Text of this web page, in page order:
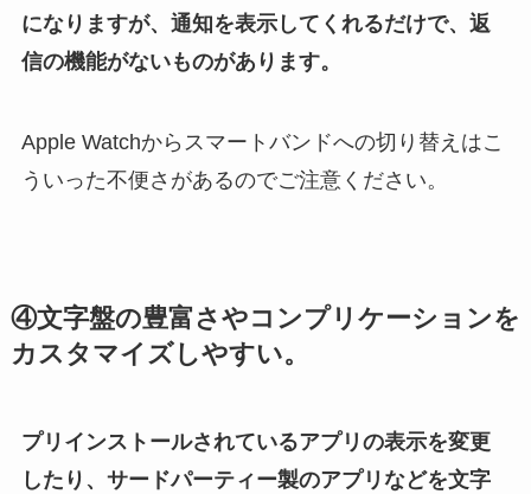
になりますが、通知を表示してくれるだけで、返
信の機能がないものがあります。
Apple Watchからスマートバンドへの切り替えはこ
ういった不便さがあるのでご注意ください。
④文字盤の豊富さやコンプリケーションを
カスタマイズしやすい。
プリインストールされているアプリの表示を変更
したり、サードパーティー製のアプリなどを文字